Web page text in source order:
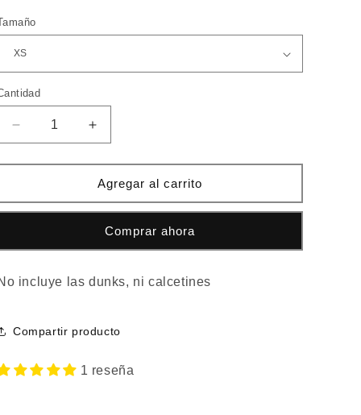
Reducir
cantidad
para
Ralph
Lauren
Aumentar
cantidad
para
Chandal
Ralph
Lauren
BLANCO
Agregar al carrito
Comprar ahora
incluye las dunks, ni calcetines
Compartir producto
1 reseña